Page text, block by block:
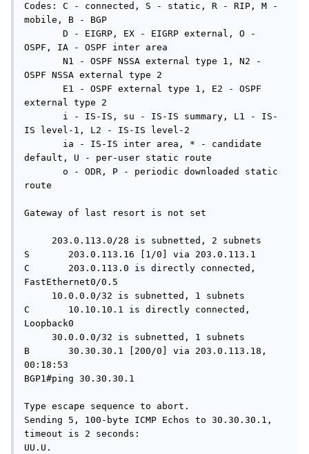
Codes: C - connected, S - static, R - RIP, M -
mobile, B - BGP
OSPF, IA - OSPF inter area
OSPF NSSA external type 2
external type 2
IS level-1, L2 - IS-IS level-2
default, U - per-user static route
route
Gateway of last resort is not set
S       203.0.113.16 [1/0] via 203.0.113.1
C       203.0.113.0 is directly connected,
FastEthernet0/0.5
C       10.10.10.1 is directly connected,
Loopback0
B       30.30.30.1 [200/0] via 203.0.113.18,
00:18:53
BGP1#ping 30.30.30.1
Type escape sequence to abort.
Sending 5, 100-byte ICMP Echos to 30.30.30.1,
timeout is 2 seconds:
UU.U.